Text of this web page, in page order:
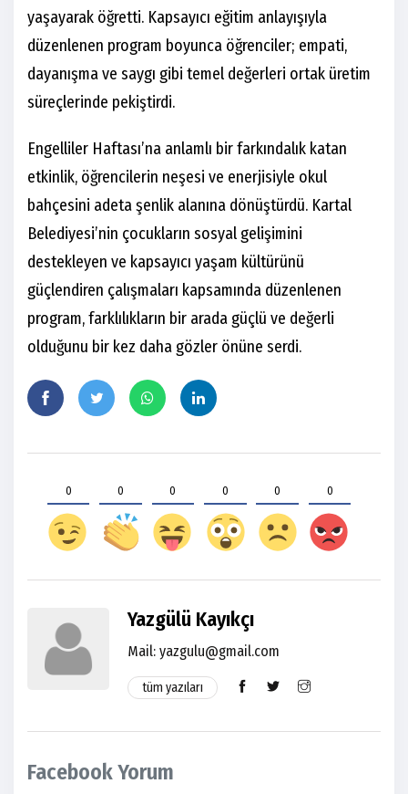
yaşayarak öğretti. Kapsayıcı eğitim anlayışıyla
düzenlenen program boyunca öğrenciler; empati,
dayanışma ve saygı gibi temel değerleri ortak üretim
süreçlerinde pekiştirdi.
Engelliler Haftası’na anlamlı bir farkındalık katan
etkinlik, öğrencilerin neşesi ve enerjisiyle okul
bahçesini adeta şenlik alanına dönüştürdü. Kartal
Belediyesi’nin çocukların sosyal gelişimini
destekleyen ve kapsayıcı yaşam kültürünü
güçlendiren çalışmaları kapsamında düzenlenen
program, farklılıkların bir arada güçlü ve değerli
olduğunu bir kez daha gözler önüne serdi.
0 0 0 0 0 0
Yazgülü Kayıkçı
Mail: yazgulu@gmail.com
tüm yazıları
Facebook Yorum